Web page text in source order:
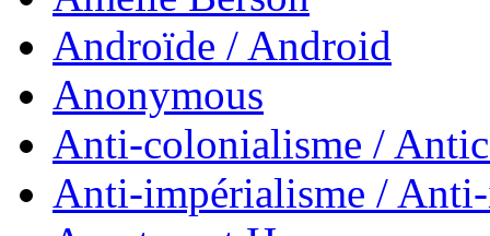
Androïde / Android
Anonymous
Anti-colonialisme /
Anti-impérialisme /